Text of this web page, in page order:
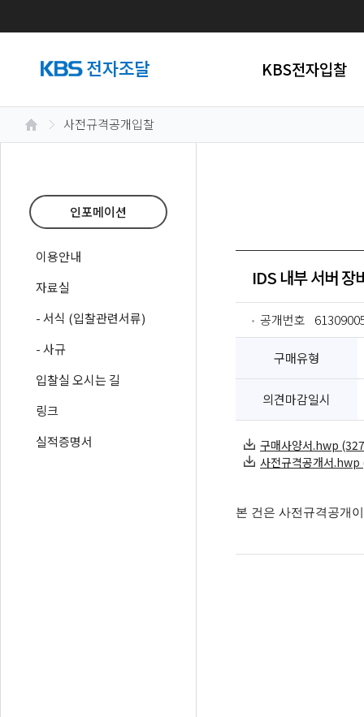
KBS전자입찰
사전규격공개입찰
인포메이션
이용안내
자료실
- 서식 (입찰관련서류)
- 사규
입찰실 오시는 길
링크
실적증명서
IDS 내부 서버 장
공개번호
구매유형
의견마감일시
구매사양서.hwp
사전규격공개서
본 건은 사전규격공개